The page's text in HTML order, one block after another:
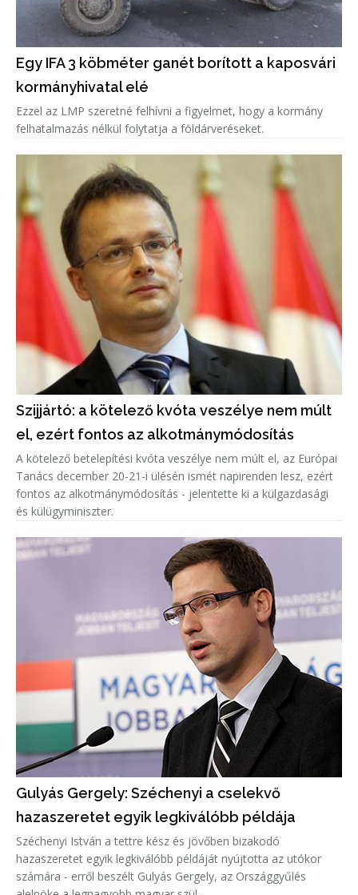
Egy IFA 3 köbméter ganét borított a kaposvári
kormányhivatal elé
Ezzel az LMP szeretné felhívni a figyelmet, hogy a kormány
felhatalmazás nélkül folytatja a földárveréseket.
Szijjártó: a kötelező kvóta veszélye nem múlt
el, ezért fontos az alkotmánymódosítás
A kötelező betelepítési kvóta veszélye nem múlt el, az Európai
Tanács december 20-21-i ülésén ismét napirenden lesz, ezért
fontos az alkotmánymódosítás - jelentette ki a külgazdasági
és külügyminiszter.
Gulyás Gergely: Széchenyi a cselekvő
hazaszeretet egyik legkiválóbb példája
Széchenyi István a tettre kész és jövőben bizakodó
hazaszeretet egyik legkiválóbb példáját nyújtotta az utókor
számára - erről beszélt Gulyás Gergely, az Országgyűlés